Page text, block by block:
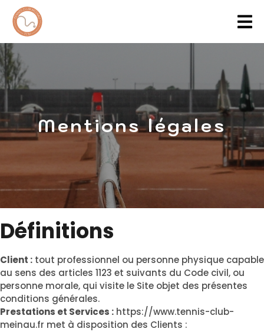
Mentions légales
Définitions
Client : tout professionnel ou personne physique capable
au sens des articles 1123 et suivants du Code civil, ou
personne morale, qui visite le Site objet des présentes
conditions générales.
Prestations et Services : https://www.tennis-club-
meinau.fr met à disposition des Clients :